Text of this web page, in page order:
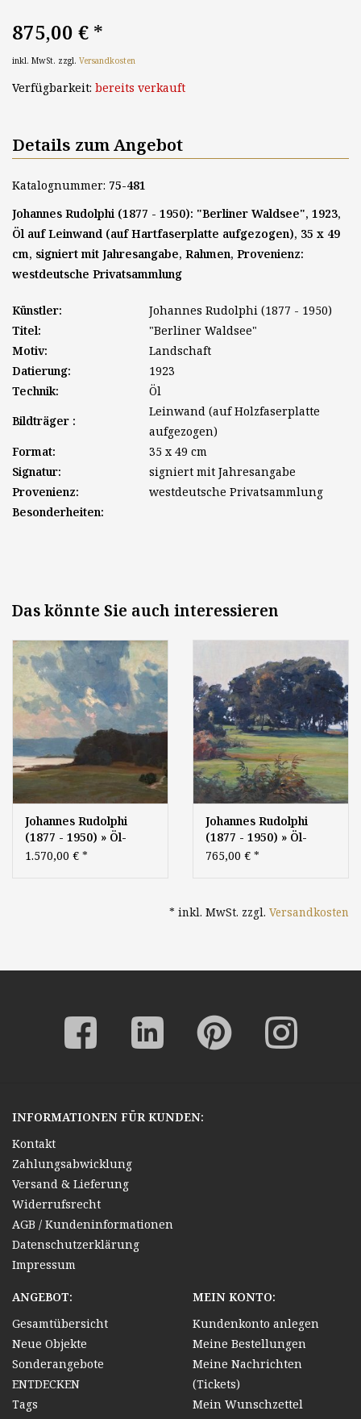
875,00 € *
inkl. MwSt. zzgl. Versandkosten
Verfügbarkeit: bereits verkauft
Details zum Angebot
Katalognummer: 75-481
Johannes Rudolphi (1877 - 1950): "Berliner Waldsee", 1923,
Öl auf Leinwand (auf Hartfaserplatte aufgezogen), 35 x 49
cm, signiert mit Jahresangabe, Rahmen, Provenienz:
westdeutsche Privatsammlung
Künstler:
Johannes Rudolphi (1877 - 1950)
Titel:
"Berliner Waldsee"
Motiv:
Landschaft
Datierung:
1923
Technik:
Öl
Bildträger :
Leinwand (auf Holzfaserplatte
aufgezogen)
Format:
35 x 49 cm
Signatur:
signiert mit Jahresangabe
Provenienz:
westdeutsche Privatsammlung
Besonderheiten:
Das könnte Sie auch interessieren
Johannes Rudolphi
(1877 - 1950) » Öl-
Gemälde
1.570,00 € *
Johannes Rudolphi
(1877 - 1950) » Öl-
Gemälde
765,00 € *
* inkl. MwSt. zzgl. Versandkosten
INFORMATIONEN FÜR KUNDEN:
Kontakt
Zahlungsabwicklung
Versand & Lieferung
Widerrufsrecht
AGB / Kundeninformationen
Datenschutzerklärung
Impressum
ANGEBOT:
Gesamtübersicht
Neue Objekte
Sonderangebote
ENTDECKEN
Tags
MEIN KONTO:
Kundenkonto anlegen
Meine Bestellungen
Meine Nachrichten
(Tickets)
Mein Wunschzettel